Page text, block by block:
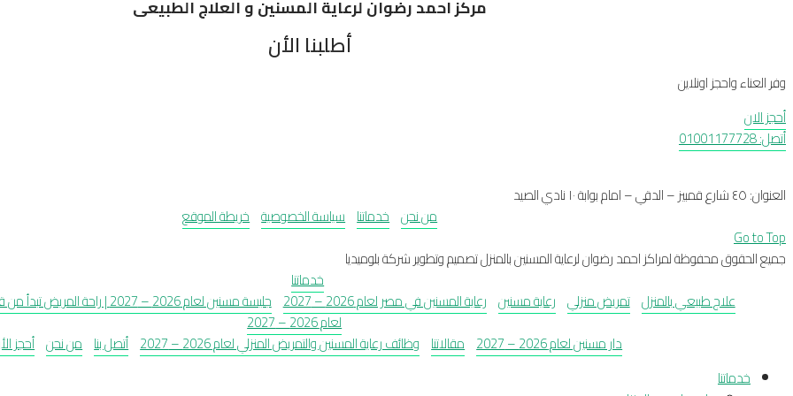
مركز احمد رضوان لرعاية المسنين و العلاج الطبيعى
أطلبنا الأن
وفر العناء واحجز اونلاين
أحجز الان
أتصل: 01001177728
العنوان: ٤٥ شارع قمبيز – الدقي – امام بوابة ١٠ نادي الصيد
من نحن خدماتنا سياسة الخصوصية خريطة الموقع
Go to Top
جميع الحقوق محفوظة لمراكز احمد رضوان لرعاية المسنين بالمنزل تصميم وتطوير شركة بلوميديا
خدماتنا
علاج طبيعي بالمنزل تمريض منزلي رعاية مسنين رعاية المسنين في مصر لعام 2026 – 2027 جليسة مسنين لعام 2026 – 2027 | راحة المريض تبدأ من قلب البيت
لعام 2026 – 2027
دار مسنين لعام 2026 – 2027
مقالاتنا وظائف رعاية المسنين والتمريض المنزلي لعام 2026 – 2027 أتصل بنا من نحن أحجز
خدماتنا